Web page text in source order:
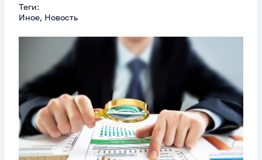
Теги:
Иное, Новость